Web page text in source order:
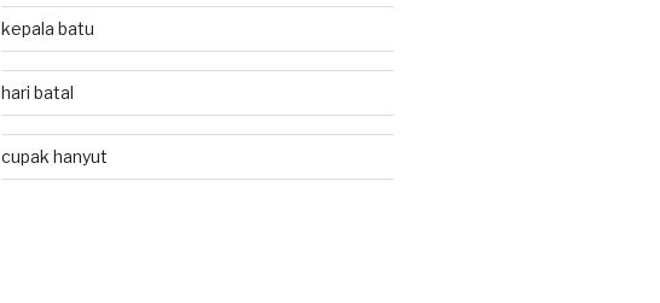
kepala batu
hari batal
cupak hanyut